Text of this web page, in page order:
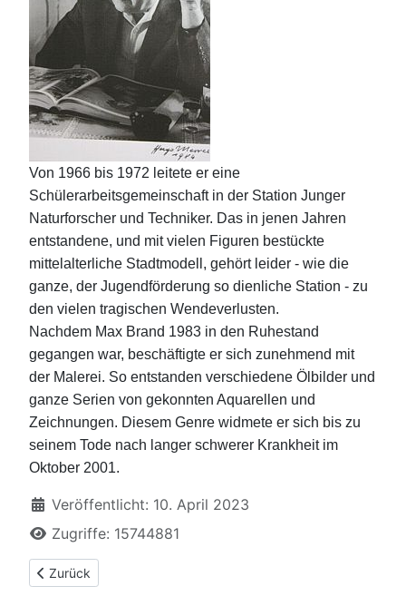
Von 1966 bis 1972 leitete er eine
Schülerarbeitsgemeinschaft in der Station Junger
Naturforscher und Techniker. Das in jenen Jahren
entstandene, und mit vielen Figuren bestückte
mittelalterliche Stadtmodell, gehört leider - wie die
ganze, der Jugendförderung so dienliche Station - zu
den vielen tragischen Wendeverlusten.
Nachdem Max Brand 1983 in den Ruhestand
gegangen war, beschäftigte er sich zunehmend mit
der Malerei. So entstanden verschiedene Ölbilder und
ganze Serien von gekonnten Aquarellen und
Zeichnungen. Diesem Genre widmete er sich bis zu
seinem Tode nach langer schwerer Krankheit im
Oktober 2001.
Details
Veröffentlicht: 10. April 2023
Zugriffe: 15744881
Vorheriger Beitrag: Fritz Menz Biografie
Zurück